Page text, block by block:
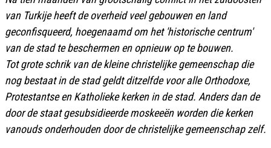
van Turkije heeft de overheid veel gebouwen en land
geconfisqueerd, hoegenaamd om het 'historische centrum'
van de stad te beschermen en opnieuw op te bouwen.
Tot grote schrik van de kleine christelijke gemeenschap die
nog bestaat in de stad geldt ditzelfde voor alle Orthodoxe,
Protestantse en Katholieke kerken in de stad. Anders dan de
door de staat gesubsidieerde moskeeën worden die kerken
vanouds onderhouden door de christelijke gemeenschap zelf.